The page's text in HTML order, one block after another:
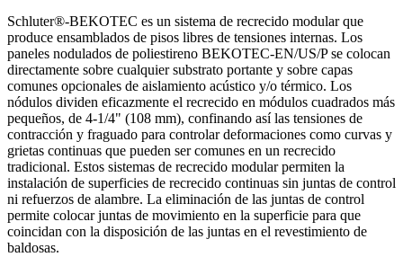
Schluter®-BEKOTEC es un sistema de recrecido modular que
produce ensamblados de pisos libres de tensiones internas. Los
paneles nodulados de poliestireno BEKOTEC-EN/US/P se colocan
directamente sobre cualquier substrato portante y sobre capas
comunes opcionales de aislamiento acústico y/o térmico. Los
nódulos dividen eficazmente el recrecido en módulos cuadrados más
pequeños, de 4-1/4" (108 mm), confinando así las tensiones de
contracción y fraguado para controlar deformaciones como curvas y
grietas continuas que pueden ser comunes en un recrecido
tradicional. Estos sistemas de recrecido modular permiten la
instalación de superficies de recrecido continuas sin juntas de control
ni refuerzos de alambre. La eliminación de las juntas de control
permite colocar juntas de movimiento en la superficie para que
coincidan con la disposición de las juntas en el revestimiento de
baldosas.